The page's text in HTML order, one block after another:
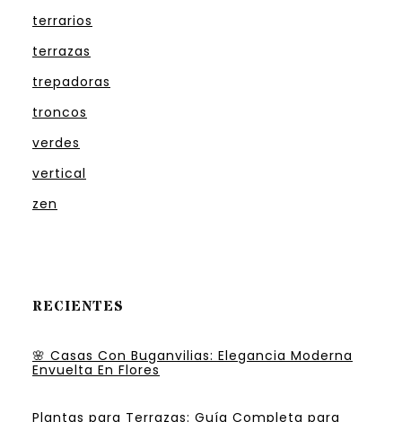
terrarios
terrazas
trepadoras
troncos
verdes
vertical
zen
RECIENTES
🌸 Casas Con Buganvilias: Elegancia Moderna
Envuelta En Flores
Plantas para Terrazas: Guía Completa para